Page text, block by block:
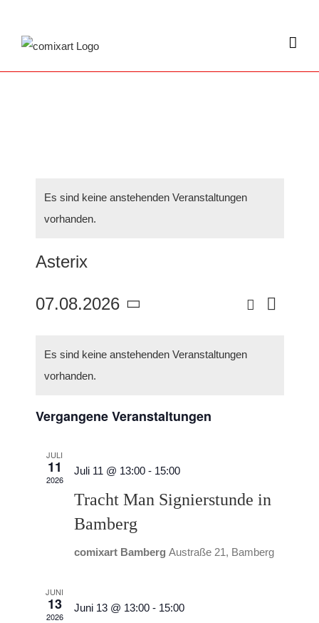
springen
Es sind keine anstehenden Veranstaltungen
vorhanden.
Asterix
Suche
Suche
Monat
07.08.2026
Es sind keine anstehenden Veranstaltungen
vorhanden.
Vergangene Veranstaltungen
JULI
11
2026
Juli 11 @ 13:00- 15:00
Tracht Man Signierstunde in
Bamberg
comixart Bamberg Austraße 21, Bamberg
JUNI
13
2026
Juni 13 @ 13:00- 15:00